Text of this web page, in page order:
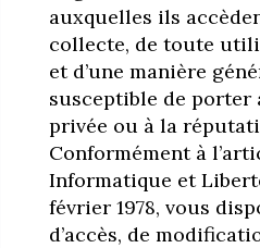
auxquelles ils
collecte, de toute
et d’une manière
susceptible de porter
privée ou à la
Conformément à
Informatique et
février 1978, vous
d’accès, de